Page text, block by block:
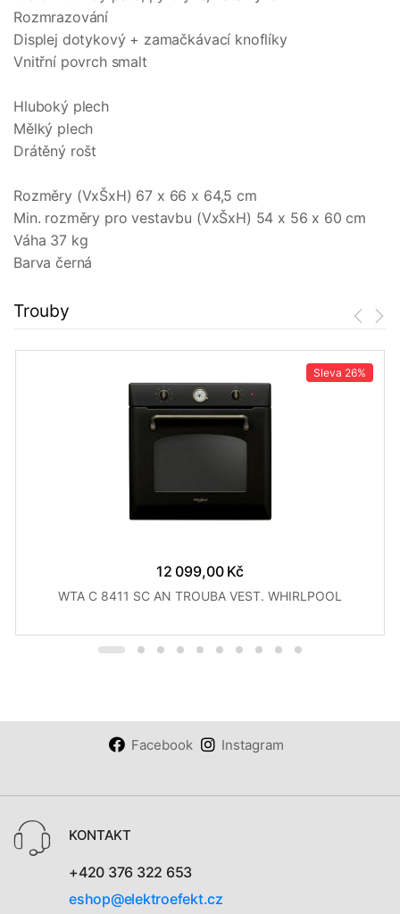
Rozmrazování
Displej dotykový + zamačkávací knoflíky
Vnitřní povrch smalt
Hluboký plech
Mělký plech
Drátěný rošt
Rozměry (VxŠxH) 67 x 66 x 64,5 cm
Min. rozměry pro vestavbu (VxŠxH) 54 x 56 x 60 cm
Váha 37 kg
Barva černá
Trouby
Sleva 26%
12 099,00 Kč
WTA C 8411 SC AN TROUBA VEST. WHIRLPOOL
Facebook Instagram
KONTAKT
+420 376 322 653
eshop@elektroefekt.cz